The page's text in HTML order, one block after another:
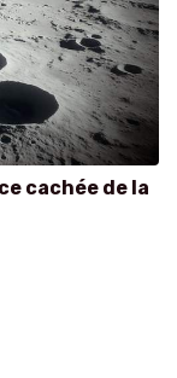
cachée de la